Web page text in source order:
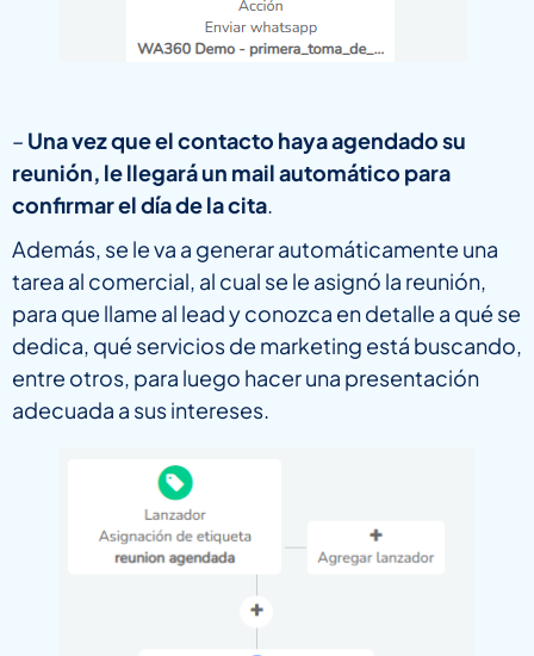
– Una vez que el contacto haya agendado su
reunión, le llegará un mail automático para
confirmar el día de la cita.
Además, se le va a generar automáticamente una
tarea al comercial, al cual se le asignó la reunión,
para que llame al lead y conozca en detalle a qué se
dedica, qué servicios de marketing está buscando,
entre otros, para luego hacer una presentación
adecuada a sus intereses.